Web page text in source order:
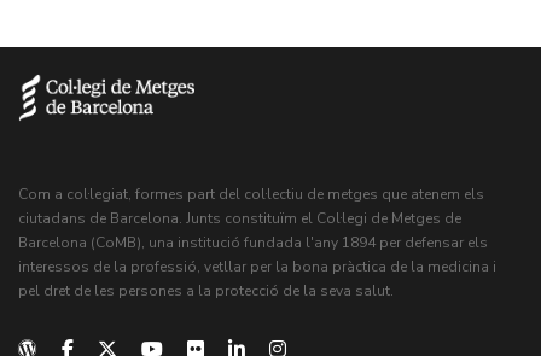
Com a col·legiat, formes part del col·lectiu de metges que atenem els
ciutadans de Barcelona. Junts constituïm el Col·legi de Metges de
Barcelona (CoMB), una institució fundada l'any 1894 per defensar els
interessos de la professió, vetllar per la bona pràctica de la medicina i
pel dret de les persones a la protecció de la seva salut.